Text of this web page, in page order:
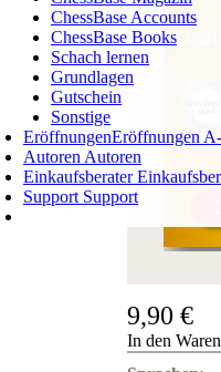
ChessBase Accounts
ChessBase Books
Schach lernen
Grundlagen
Gutschein
Sonstige
EröffnungenEröffnungen
Autoren Autoren
Einkaufsberater
Support Support
9,90 €
In den